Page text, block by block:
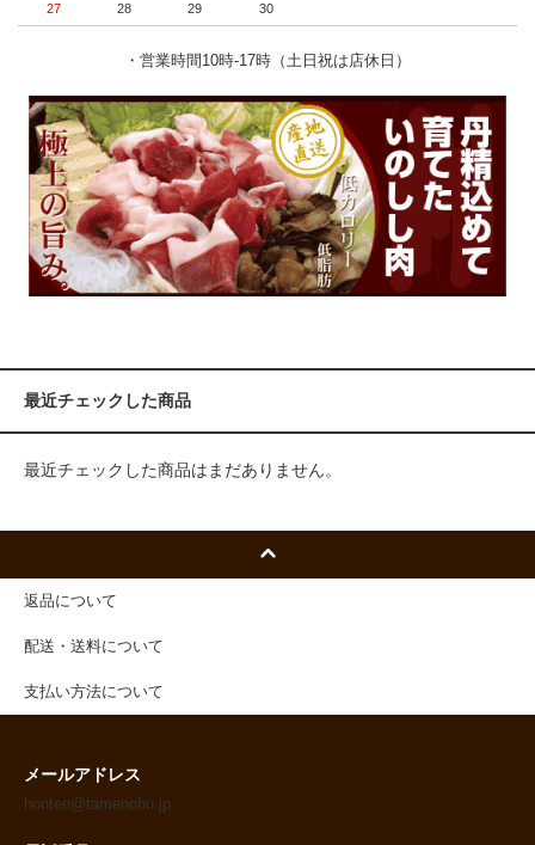
27 28 29 30
・営業時間10時-17時（土日祝は店休日）
最近チェックした商品
最近チェックした商品はまだありません。
返品について
配送・送料について
支払い方法について
メールアドレス
honten@tamenobu.jp